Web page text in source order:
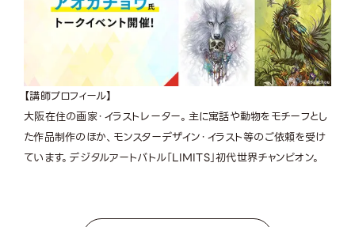
【講師プロフィール】
大阪在住の画家・イラストレーター。主に寓話や動物をモチーフとし
た作品制作のほか、モンスターデザイン・イラスト等のご依頼を受け
ています。デジタルアートバトル「LIMITS」初代世界チャンピオン。